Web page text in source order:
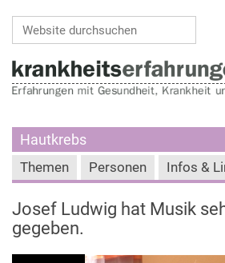
Hautkrebs
Themen Personen Infos &
Josef Ludwig hat Musik
gegeben.